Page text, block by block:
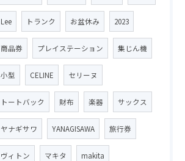
Lee トランク お盆休み 2023
商品券 プレイステーション 集じん機
小型 CELINE セリーヌ
トートバック 財布 楽器 サックス
ヤナギサワ YANAGISAWA 旅行券
ヴィトン マキタ makita